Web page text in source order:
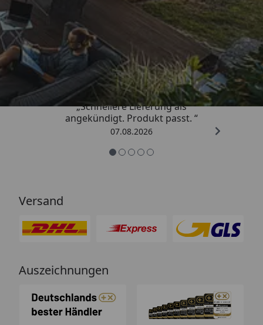
Trusted Shops
4,81/ 5
„Schnellere Lieferung als
angekündigt. Produkt passt. “
07.08.2026
Versand
Auszeichnungen